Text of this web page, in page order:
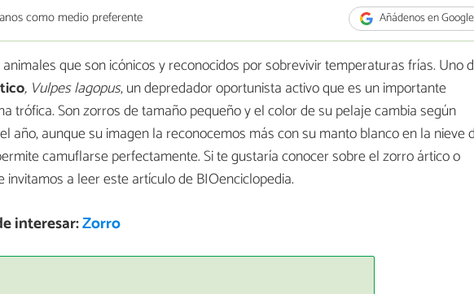
como medio preferente Añádenos en Google
que son icónicos y reconocidos por sobrevivir temperaturas frías. Uno
, Vulpes lagopus, un depredador oportunista activo que es un importante
trófica. Son zorros de tamaño pequeño y el color de su pelaje cambia según
año, aunque su imagen la reconocemos más con su manto blanco en la nieve
camuflarse perfectamente. Si te gustaría conocer sobre el zorro ártico o
invitamos a leer este artículo de BIOenciclopedia.
interesar:Zorro